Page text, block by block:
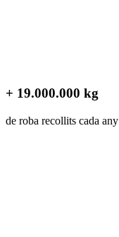
+ 19.000.000 kg
de roba recollits cada any